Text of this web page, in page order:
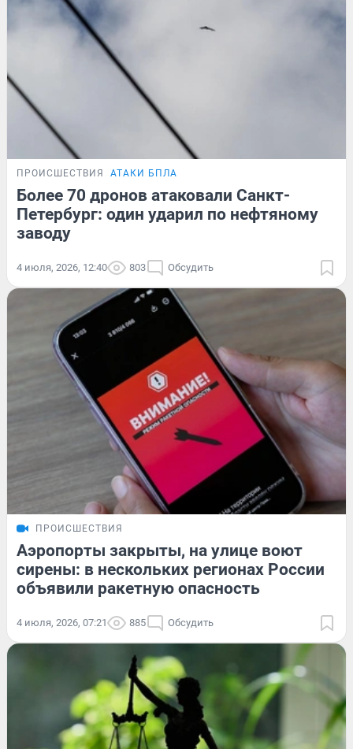
ПРОИСШЕСТВИЯ АТАКИ БПЛА
Более 70 дронов атаковали Санкт-
Петербург: один ударил по нефтяному
заводу
4 июля, 2026, 12:40 803 Обсудить
ПРОИСШЕСТВИЯ
Аэропорты закрыты, на улице воют
сирены: в нескольких регионах России
объявили ракетную опасность
4 июля, 2026, 07:21 885 Обсудить